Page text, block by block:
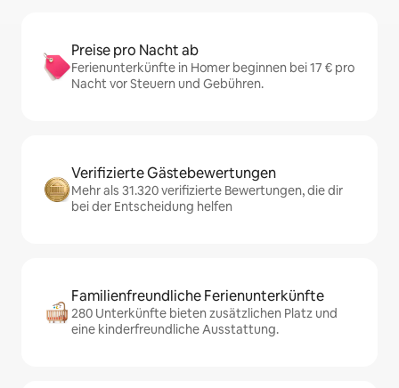
Preise pro Nacht ab
Ferienunterkünfte in Homer beginnen bei 17 € pro
Nacht vor Steuern und Gebühren.
Verifizierte Gästebewertungen
Mehr als 31.320 verifizierte Bewertungen, die dir
bei der Entscheidung helfen
Familienfreundliche Ferienunterkünfte
280 Unterkünfte bieten zusätzlichen Platz und
eine kinderfreundliche Ausstattung.